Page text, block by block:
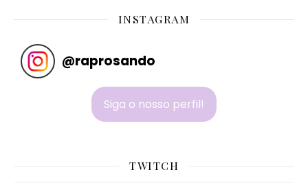
INSTAGRAM
@raprosando
Siga o nosso perfil!
TWITCH